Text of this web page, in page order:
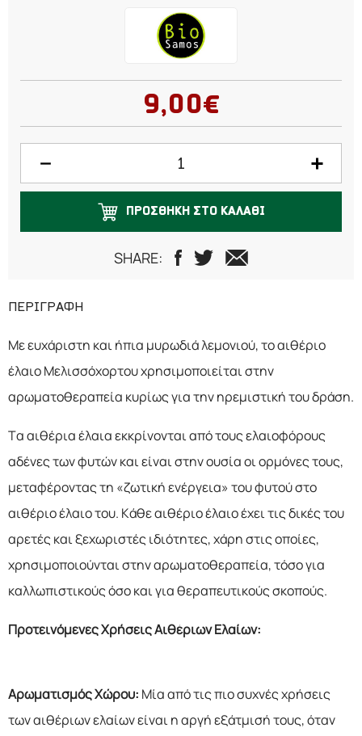
9,00€
ΠΡΟΣΘΗΚΗ ΣΤΟ ΚΑΛΑΘΙ
SHARE:
ΠΕΡΙΓΡΑΦΗ
Με ευχάριστη και ήπια μυρωδιά λεμονιού, το αιθέριο
έλαιο Μελισσόχορτου χρησιμοποιείται στην
αρωματοθεραπεία κυρίως για την ηρεμιστική του δράση.
Τα αιθέρια έλαια εκκρίνονται από τους ελαιοφόρους
αδένες των φυτών και είναι στην ουσία οι ορμόνες τους,
μεταφέροντας τη «ζωτική ενέργεια» του φυτού στο
αιθέριο έλαιο του. Κάθε αιθέριο έλαιο έχει τις δικές του
αρετές και ξεχωριστές ιδιότητες, χάρη στις οποίες,
χρησιμοποιούνται στην αρωματοθεραπεία, τόσο για
καλλωπιστικούς όσο και για θεραπευτικούς σκοπούς.
Προτεινόμενες Χρήσεις Αιθέριων Ελαίων:
Αρωματισμός Χώρου: Μία από τις πιο συχνές χρήσεις
των αιθέριων ελαίων είναι η αργή εξάτμισή τους, όταν